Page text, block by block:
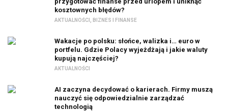
kosztownych błędów?
AKTUALNOŚCI BIZNES I FINANSE
Wakacje po polsku: słońce, walizka i… euro w
portfelu. Gdzie Polacy wyjeżdżają i jakie waluty
kupują najczęściej?
AKTUALNOŚCI
AI zaczyna decydować o karierach. Firmy muszą
nauczyć się odpowiedzialnie zarządzać
technologią